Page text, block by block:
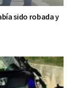
sido robada y